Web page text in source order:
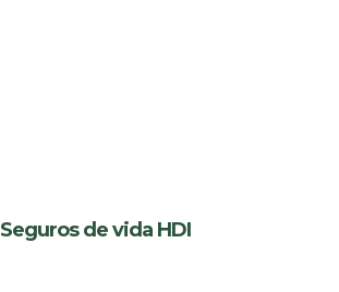
Seguros de vida HDI